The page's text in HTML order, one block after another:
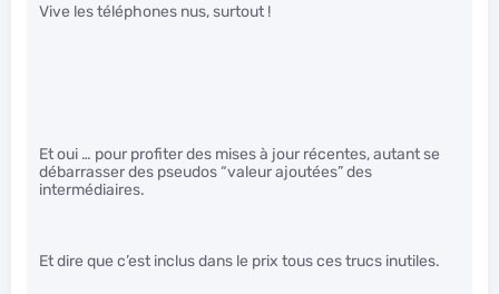
Vive les téléphones nus, surtout !
Et oui … pour profiter des mises à jour récentes, autant se
débarrasser des pseudos “valeur ajoutées” des
intermédiaires.
Et dire que c’est inclus dans le prix tous ces trucs inutiles.